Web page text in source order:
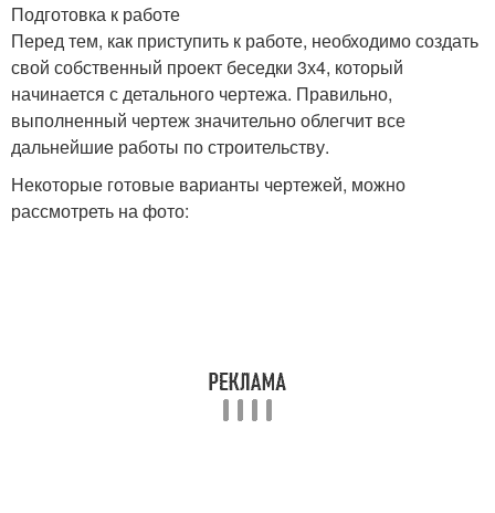
Подготовка к работе
Перед тем, как приступить к работе, необходимо создать
свой собственный проект беседки 3х4, который
начинается с детального чертежа. Правильно,
выполненный чертеж значительно облегчит все
дальнейшие работы по строительству.
Некоторые готовые варианты чертежей, можно
рассмотреть на фото: